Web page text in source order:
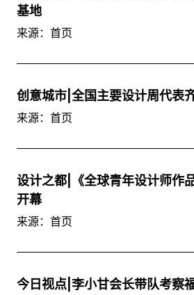
基地
来源：首页
创意城市|全国主要设计周代表
来源：首页
设计之都|《全球青年设计师作
开幕
来源：首页
今日视点|李小甘会长带队考察